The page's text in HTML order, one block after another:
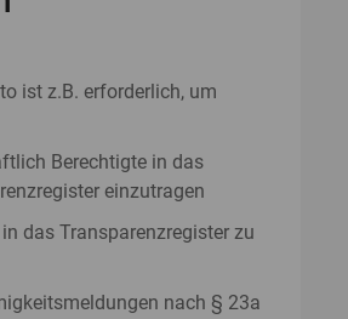
ist z.B. erforderlich, um
Berechtigte in das
einzutragen
das Transparenzregister zu
nach § 23a